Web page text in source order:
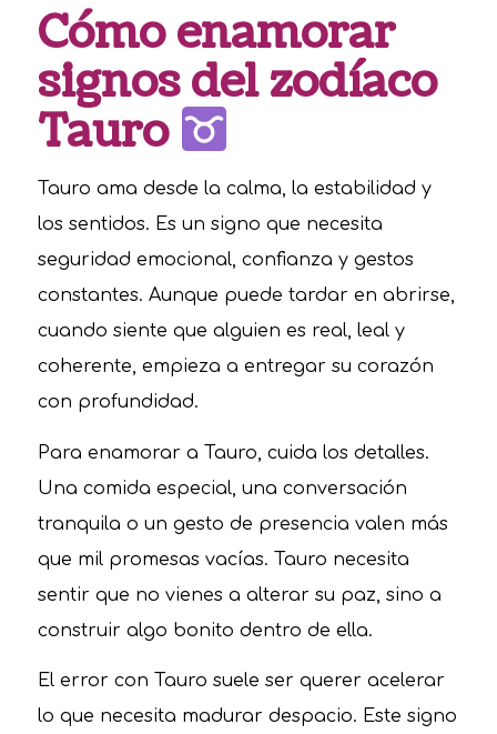
Cómo enamorar
signos del zodíaco
Tauro
Tauro ama desde la calma, la estabilidad y
los sentidos. Es un signo que necesita
seguridad emocional, confianza y gestos
constantes. Aunque puede tardar en abrirse,
cuando siente que alguien es real, leal y
coherente, empieza a entregar su corazón
con profundidad.
Para enamorar a Tauro, cuida los detalles.
Una comida especial, una conversación
tranquila o un gesto de presencia valen más
que mil promesas vacías. Tauro necesita
sentir que no vienes a alterar su paz, sino a
construir algo bonito dentro de ella.
El error con Tauro suele ser querer acelerar
lo que necesita madurar despacio. Este signo